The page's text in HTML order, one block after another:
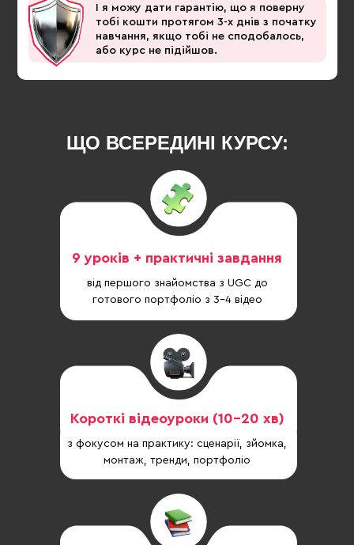
І я можу дати гарантію, що я поверну
тобі кошти протягом 3-х днів з початку
навчання, якщо тобі не сподобалось,
або курс не підійшов.
ЩО ВСЕРЕДИНІ КУРСУ:
від першого знайомства з UGC до
готового портфоліо з 3–4 відео
9 уроків + практичні завдання
з фокусом на практику: сценарії, зйомка,
монтаж, тренди, портфоліо
Короткі відеоуроки (10–20 хв)